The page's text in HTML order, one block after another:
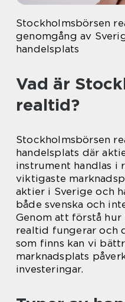
Stockholmsbörsen
genomgång av
handelsplats
Vad är
realtid?
Stockholmsbörsen
handelsplats där
instrument handlas i
viktigaste
aktier i Sverige och
både svenska och
Genom att förstå
realtid fungerar och
som finns kan vi
marknadsplats
investeringar.